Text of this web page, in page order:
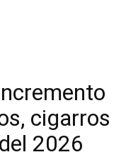
cigarros
2026